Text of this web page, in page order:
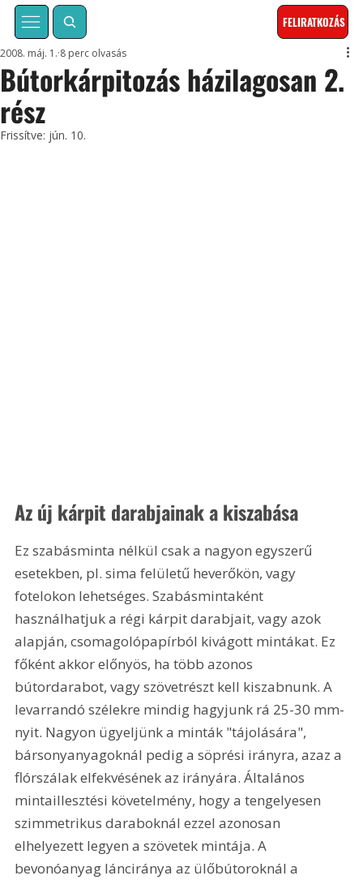
FELIRATKOZÁS
Bútorkárpitozás házilagosan 2.
rész
2008. máj. 1. 8 perc olvasás
Frissítve: jún. 10.
Az új kárpit darabjainak a kiszabása
Ez szabásminta nélkül csak a nagyon egyszerű
esetekben, pl. sima felületű heverőkön, vagy
fotelokon lehetséges. Szabásmintaként
használhatjuk a régi kárpit darabjait, vagy azok
alapján, csomagolópapírból kivágott mintákat. Ez
főként akkor előnyös, ha több azonos
bútordarabot, vagy szövetrészt kell kiszabnunk. A
levarrandó szélekre mindig hagyjunk rá 25-30 mm-
nyit. Nagyon ügyeljünk a minták "tájolására",
bársonyanyagoknál pedig a söprési irányra, azaz a
flórszálak elfekvésének az irányára. Általános
mintaillesztési követelmény, hogy a tengelyesen
szimmetrikus daraboknál ezzel azonosan
elhelyezett legyen a szövetek mintája. A
bevonóanyag lánciránya az ülőbútoroknál a